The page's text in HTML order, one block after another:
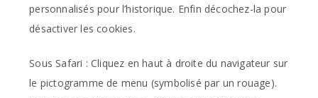
personnalisés pour l’historique. Enfin décochez-la pour
désactiver les cookies.
Sous Safari : Cliquez en haut à droite du navigateur sur
le pictogramme de menu (symbolisé par un rouage).